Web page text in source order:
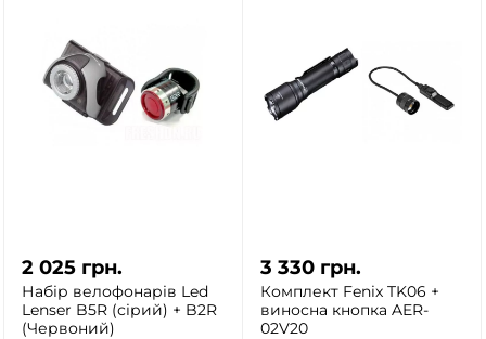
2 025 грн.
Набір велофонарів Led
Lenser B5R (сірий) + B2R
(Червоний)
3 330 грн.
Комплект Fenix TK06 +
виносна кнопка AER-
02V20